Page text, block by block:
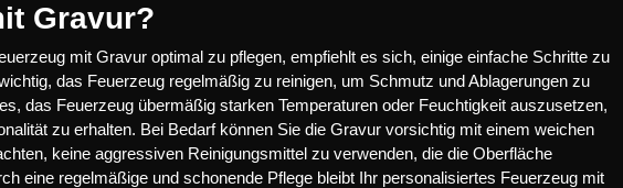
Gravur?
mit Gravur optimal zu pflegen, empfiehlt es sich, einige einfache Schritte zu
das Feuerzeug regelmäßig zu reinigen, um Schmutz und Ablagerungen zu
das Feuerzeug übermäßig starken Temperaturen oder Feuchtigkeit auszusetzen,
zu erhalten. Bei Bedarf können Sie die Gravur vorsichtig mit einem weichen
keine aggressiven Reinigungsmittel zu verwenden, die die Oberfläche
eine regelmäßige und schonende Pflege bleibt Ihr personalisiertes Feuerzeug mit